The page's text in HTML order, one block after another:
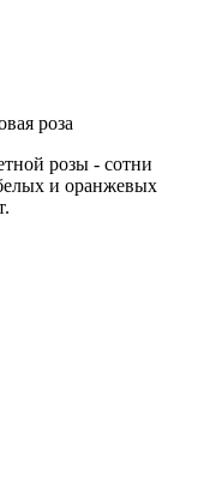
розы - сотни
и оранжевых